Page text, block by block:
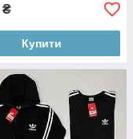
₴
Купити